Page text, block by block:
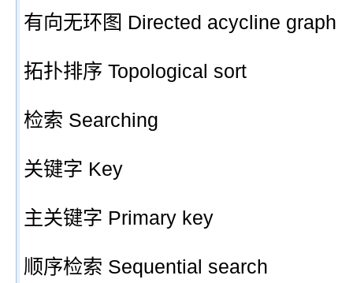
有向无环图 Directed acycline graph
拓扑排序 Topological sort
检索 Searching
关键字 Key
主关键字 Primary key
顺序检索 Sequential search